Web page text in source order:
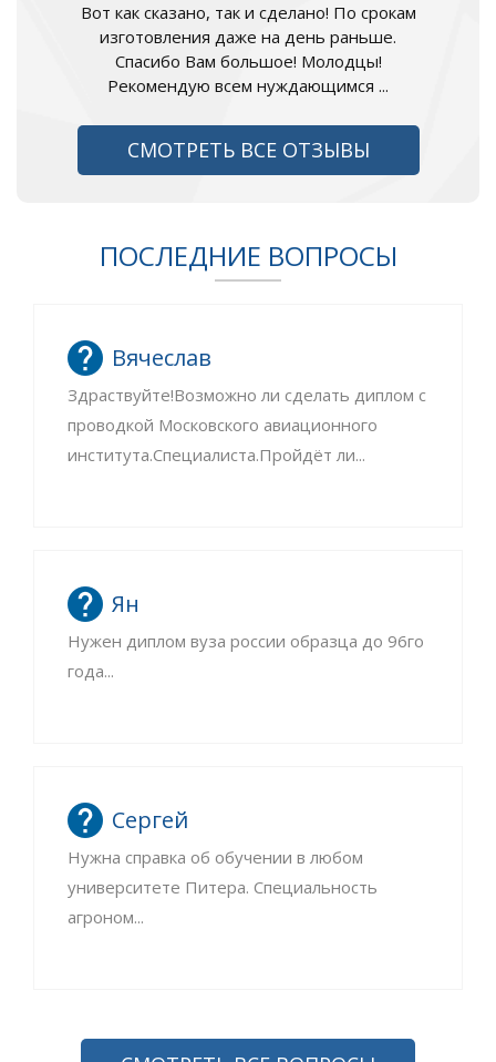
Вот как сказано, так и сделано! По срокам
изготовления даже на день раньше.
Спасибо Вам большое! Молодцы!
Рекомендую всем нуждающимся ...
СМОТРЕТЬ ВСЕ ОТЗЫВЫ
ПОСЛЕДНИЕ ВОПРОСЫ
Вячеслав
Здраствуйте!Возможно ли сделать диплом с
проводкой Московского авиационного
института.Специалиста.Пройдёт ли...
Ян
Нужен диплом вуза россии образца до 96го
года...
Сергей
Нужна справка об обучении в любом
университете Питера. Специальность
агроном...